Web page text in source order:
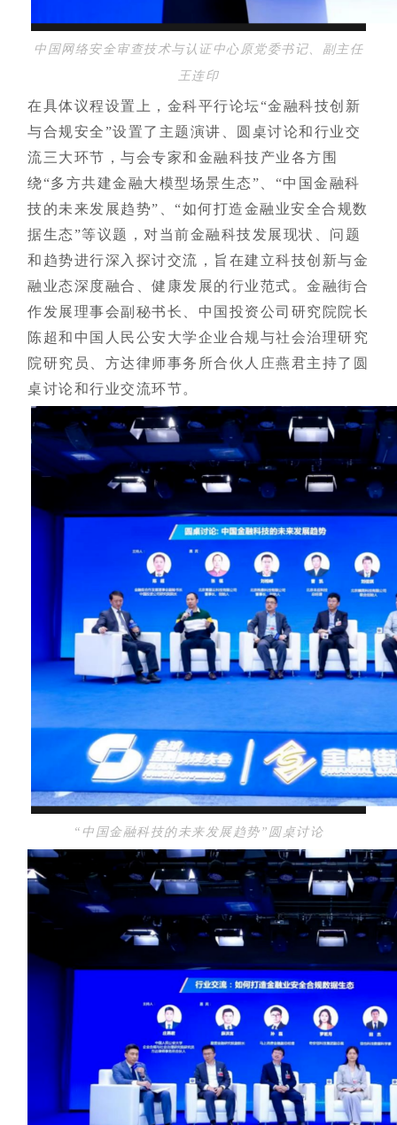
中国网络安全审查技术与认证中心原党委书记、副主任
王连印
在具体议程设置上，金科平行论坛“金融科技创新
与合规安全”设置了主题演讲、圆桌讨论和行业交
流三大环节，与会专家和金融科技产业各方围
绕“多方共建金融大模型场景生态”、“中国金融科
技的未来发展趋势”、“如何打造金融业安全合规数
据生态”等议题，对当前金融科技发展现状、问题
和趋势进行深入探讨交流，旨在建立科技创新与金
融业态深度融合、健康发展的行业范式。金融街合
作发展理事会副秘书长、中国投资公司研究院院长
陈超和中国人民公安大学企业合规与社会治理研究
院研究员、方达律师事务所合伙人庄燕君主持了圆
桌讨论和行业交流环节。
“中国金融科技的未来发展趋势”圆桌讨论